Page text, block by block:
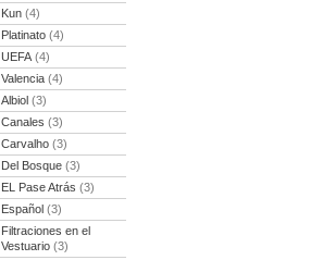
Kun (4)
Platinato (4)
UEFA (4)
Valencia (4)
Albiol (3)
Canales (3)
Carvalho (3)
Del Bosque (3)
EL Pase Atrás (3)
Español (3)
Filtraciones en el
Vestuario (3)